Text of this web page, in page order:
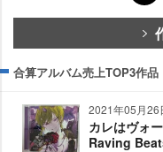
合算アルバム売上TOP3作品
2021年05月26
カレはヴォ
Raving